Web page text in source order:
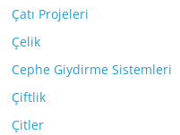
Çatı Projeleri
Çelik
Cephe Giydirme Sistemleri
Çiftlik
Çitler